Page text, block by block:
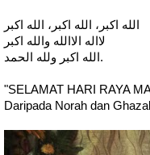
الله اكبر، الله اكبر، الله اكبر
لااله الاالله والله اكبر
الله اكبر ولله الحمد.
"SELAMAT HARI RAYA
Daripada Norah dan